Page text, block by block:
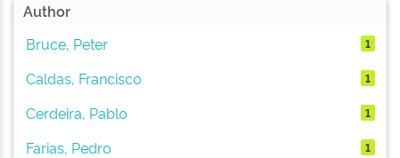
Author
Bruce, Peter
1
Caldas, Francisco 1
Cerdeira, Pablo 1
Farias, Pedro 1